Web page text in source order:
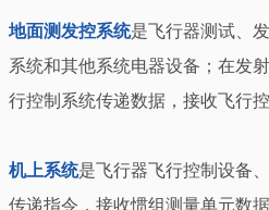
地面测发控系统是飞行器测试、
系统和其他系统电器设备；在发
行控制系统传递数据，接收飞行
机上系统是飞行器飞行控制设备
传递指令，接收惯组测量单元数